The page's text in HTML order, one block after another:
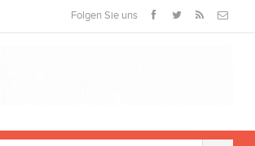
Folgen Sie uns